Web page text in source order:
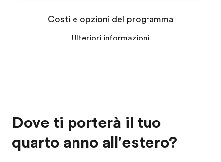
Costi e opzioni del programma
Ulteriori informazioni
Dove ti porterà il tuo
quarto anno all'estero?